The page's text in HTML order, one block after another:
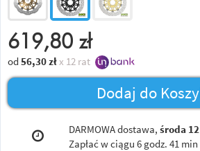
619,80 zł
od 56,30 zł x 12 rat
Dodaj do
DARMOWA dostawa, środa
Zapłać w ciągu 6 godz. 41 min